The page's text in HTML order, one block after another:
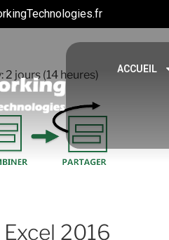
ACCUEIL
2 jours (14 heures)
2016